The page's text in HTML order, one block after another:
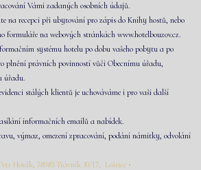
Vámi zadaných osobních údajů.
na recepci při ubytování pro zápis do Knihy hostů, nebo
formuláře na webových stránkách www.hotelbouzov.cz.
systému hotelu po dobu vašeho pobytu a po
plnění právních povinností vůči Obecnímu úřadu,
úřadu.
stálých klientů je uchováváme i pro vaši další
informačních emailů a nabídek.
výmaz, omezení zpracování, podání námitky, odvolání
Horák, 78983 Trávník 30/17, Loštice •